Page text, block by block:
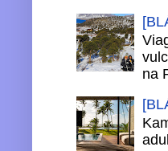
na